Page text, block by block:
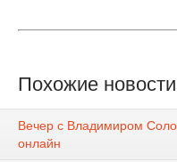
Похожие новости
Вечер с Владимиром
онлайн